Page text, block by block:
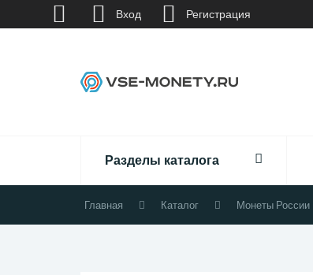
Разделы каталога
Главная Каталог Монеты России
Вход Регистрация